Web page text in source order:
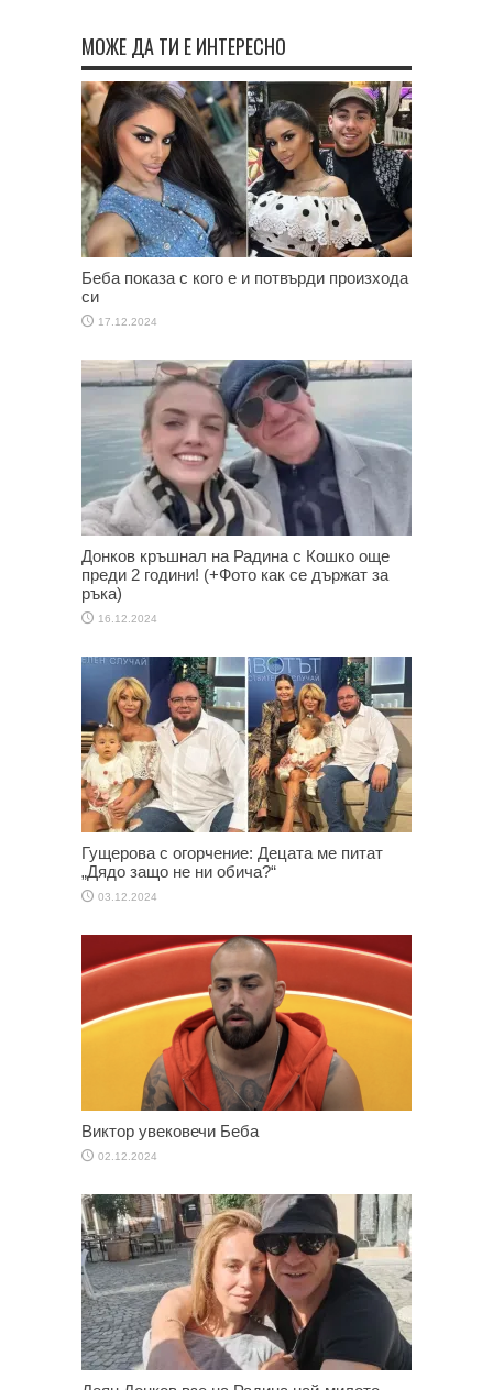
МОЖЕ ДА ТИ Е ИНТЕРЕСНО
Беба показа с кого е и потвърди произхода
си
17.12.2024
Донков кръшнал на Радина с Кошко още
преди 2 години! (+Фото как се държат за
ръка)
16.12.2024
Гущерова с огорчение: Децата ме питат
„Дядо защо не ни обича?“
03.12.2024
Виктор увековечи Беба
02.12.2024